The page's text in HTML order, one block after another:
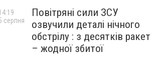
Повітряні сили ЗСУ
озвучили деталі нічного
обстрілу : з десятків ракет
– жодної збитої
серпня